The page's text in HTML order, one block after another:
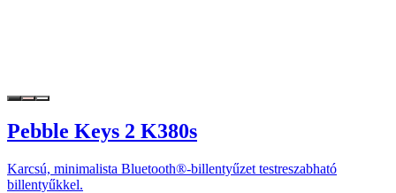
Pebble Keys 2 K380s
Karcsú, minimalista Bluetooth®-billentyűzet testreszabható
billentyűkkel.